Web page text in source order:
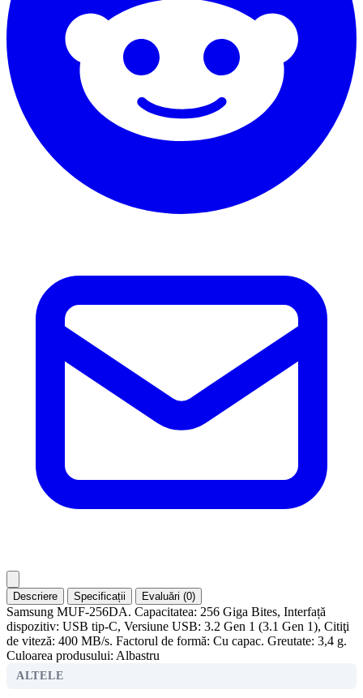
Descriere Specificații Evaluări (0)
Samsung MUF-256DA. Capacitatea: 256 Giga Bites, Interfață
dispozitiv: USB tip-C, Versiune USB: 3.2 Gen 1 (3.1 Gen 1), Citiţi
de viteză: 400 MB/s. Factorul de formă: Cu capac. Greutate: 3,4 g.
Culoarea produsului: Albastru
ALTELE